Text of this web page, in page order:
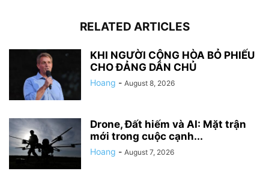
RELATED ARTICLES
KHI NGƯỜI CỘNG HÒA BỎ PHIẾU
CHO ĐẢNG DÂN CHỦ
Hoang - August 8, 2026
Drone, Đất hiếm và AI: Mặt trận
mới trong cuộc cạnh...
Hoang - August 7, 2026